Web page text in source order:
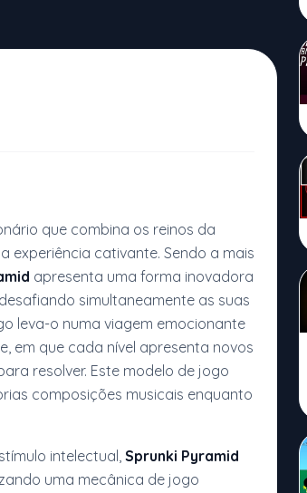
que combina os reinos da
experiência cativante. Sendo a mais
apresenta uma forma inovadora
simultaneamente as suas
leva-o numa viagem emocionante
em que cada nível apresenta novos
resolver. Este modelo de jogo
composições musicais enquanto
intelectual, Sprunki Pyramid
uma mecânica de jogo